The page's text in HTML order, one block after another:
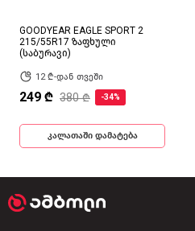
GOODYEAR EAGLE SPORT 2
215/55R17 ზაფხული
(საბურავი)
12 ₾-დან თვეში
249 ₾ 380 ₾ -34%
კალათაში დამატება